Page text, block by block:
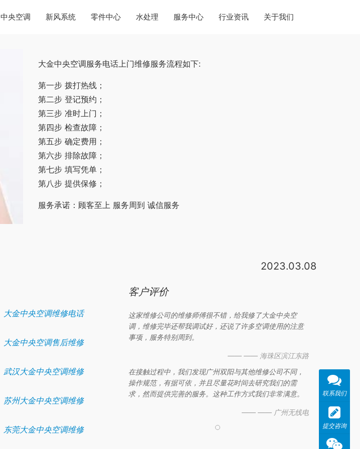
中央空调 新风系统 零件中心 水处理 服务中心 行业资讯 关于我们
大金中央空调服务电话上门维修服务流程如下:
第一步 拨打热线；
第二步 登记预约；
第三步 准时上门；
第四步 检查故障；
第五步 确定费用；
第六步 排除故障；
第七步 填写凭单；
第八步 提供保修；
服务承诺：顾客至上 服务周到 诚信服务
2023.03.08
金空调协力店，在
大金中央空调维修电话
大金中央空调售后维修
武汉大金中央空调维修
苏州大金中央空调维修
东莞大金中央空调维修
客户评价
这家维修公司的维修师傅很不错，给我修了大金中央空
调，维修完毕还帮我调试好，还说了许多空调使用的注意
事项，服务特别周到。
—— —— 海珠区滨江东路
在接触过程中，我们发现广州双阳与其他维修公司不同，
操作规范，有据可依，并且尽量花时间去研究我们的需
求，然而提供完善的服务。这种工作方式我们非常满意。
—— —— 广州无线电
联系我们
提交咨询